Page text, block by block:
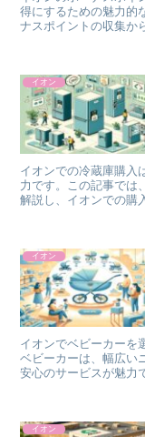
得にするための魅力的
ナスポイントの収集か
イオン
イオンでの冷蔵庫購入
力です。この記事では
解説し、イオンでの購
イオン
イオンでベビーカーを
ベビーカーは、幅広い
安心のサービスが魅力
イオン